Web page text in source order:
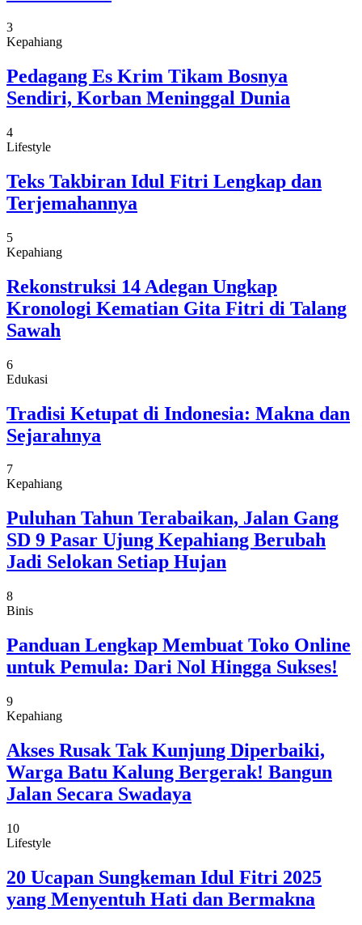
3
Kepahiang
Pedagang Es Krim Tikam Bosnya
Sendiri, Korban Meninggal Dunia
4
Lifestyle
Teks Takbiran Idul Fitri Lengkap dan
Terjemahannya
5
Kepahiang
Rekonstruksi 14 Adegan Ungkap
Kronologi Kematian Gita Fitri di Talang
Sawah
6
Edukasi
Tradisi Ketupat di Indonesia: Makna dan
Sejarahnya
7
Kepahiang
Puluhan Tahun Terabaikan, Jalan Gang
SD 9 Pasar Ujung Kepahiang Berubah
Jadi Selokan Setiap Hujan
8
Binis
Panduan Lengkap Membuat Toko Online
untuk Pemula: Dari Nol Hingga Sukses!
9
Kepahiang
Akses Rusak Tak Kunjung Diperbaiki,
Warga Batu Kalung Bergerak! Bangun
Jalan Secara Swadaya
10
Lifestyle
20 Ucapan Sungkeman Idul Fitri 2025
yang Menyentuh Hati dan Bermakna